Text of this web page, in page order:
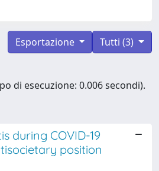
Tutti (3)
Esportazione
di esecuzione: 0.006 secondi).
during COVID-19
position